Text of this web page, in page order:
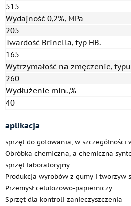
515
Wydajność 0,2%, MPa
205
Twardość Brinella, typ HB.
165
Wytrzymałość na zmęczenie,
260
Wydłużenie min.,%
40
aplikacja
sprzęt do gotowania, w szczególności
Obróbka chemiczna, a chemiczna
sprzęt laboratoryjny
Produkcja wyrobów z gumy i tworzyw
Przemysł celulozowo-papierniczy
Sprzęt dla kontroli zanieczyszczenia